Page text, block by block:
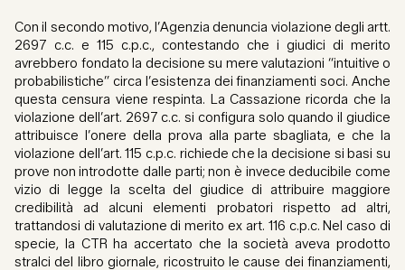
Con il secondo motivo, l’Agenzia denuncia violazione degli artt.
2697 c.c. e 115 c.p.c., contestando che i giudici di merito
avrebbero fondato la decisione su mere valutazioni “intuitive o
probabilistiche” circa l’esistenza dei finanziamenti soci. Anche
questa censura viene respinta. La Cassazione ricorda che la
violazione dell’art. 2697 c.c. si configura solo quando il giudice
attribuisce l’onere della prova alla parte sbagliata, e che la
violazione dell’art. 115 c.p.c. richiede che la decisione si basi su
prove non introdotte dalle parti; non è invece deducibile come
vizio di legge la scelta del giudice di attribuire maggiore
credibilità ad alcuni elementi probatori rispetto ad altri,
trattandosi di valutazione di merito ex art. 116 c.p.c. Nel caso di
specie, la CTR ha accertato che la società aveva prodotto
stralci del libro giornale, ricostruito le cause dei finanziamenti,